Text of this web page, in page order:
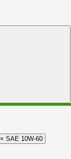
× SAE 10W-60